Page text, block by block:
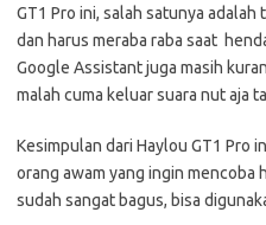
GT1 Pro ini, salah satunya
dan harus meraba raba saat
Google Assistant juga masih
malah cuma keluar suara nut aja
Kesimpulan dari Haylou GT1 Pro
orang awam yang ingin
sudah sangat bagus, bisa